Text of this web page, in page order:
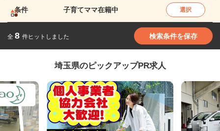
条件 子育てママ在籍中 選択
全 8 件ヒットしました 検索条件を保存
埼玉県のピックアップPR求人